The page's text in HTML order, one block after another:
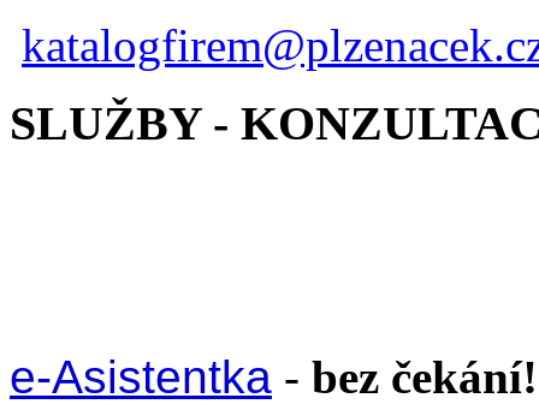
SLUŽBY -
e-Asistentka - bez čekání!